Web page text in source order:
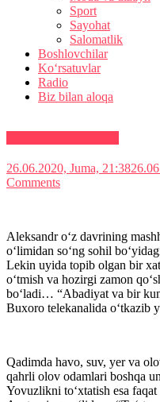
Sport
Sayohat
Salomatlik
Boshlovchilar
Ko‘rsatuvlar
Radio
Biz bilan aloqa
26.06.2020, Juma, 21:38
Comments
Aleksandr oʻz davrining
oʻlimidan soʻng sohil
Lekin uyida topib olgan bir
oʻtmish va hozirgi zamon
boʻladi… “Abadiyat va bir
Buxoro telekanalida oʻtkazib
Qadimda havo, suv, yer va
qahrli olov odamlari boshqa
Yovuzlikni to‘xtatish esa